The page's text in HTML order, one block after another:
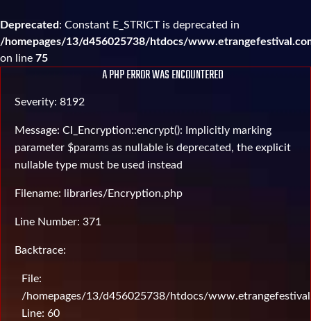
Deprecated: Constant E_STRICT is deprecated in
/homepages/13/d456025738/htdocs/
on line 75
A PHP ERROR WAS ENCOUNTERED
Severity: 8192
Message: CI_Encryption::encrypt(): Implicitly marking
parameter $params as nullable is deprecated, the explicit
nullable type must be used instead
Filename: libraries/Encryption.php
Line Number: 371
Backtrace:
File:
/homepages/13/d456025738/htdocs/
Line: 60